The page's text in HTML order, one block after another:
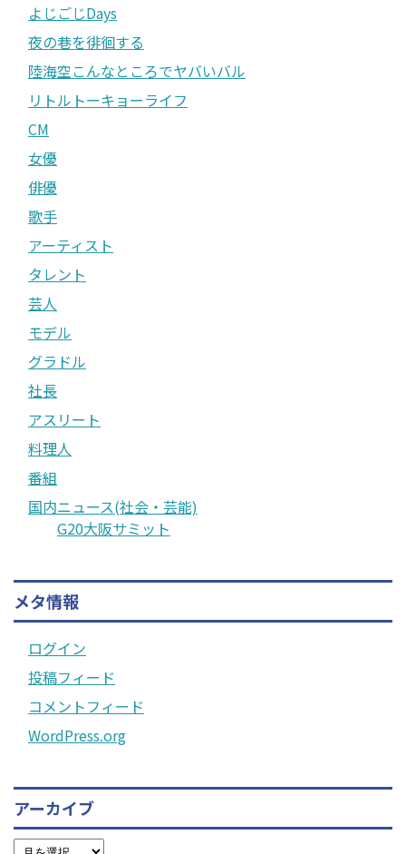
よじごじDays
夜の巷を徘徊する
陸海空こんなところでヤバいバル
リトルトーキョーライフ
CM
女優
俳優
歌手
アーティスト
タレント
芸人
モデル
グラドル
社長
アスリート
料理人
番組
国内ニュース(社会・芸能)
G20大阪サミット
メタ情報
ログイン
投稿フィード
コメントフィード
WordPress.org
アーカイブ